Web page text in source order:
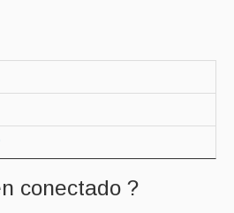
conectado ?